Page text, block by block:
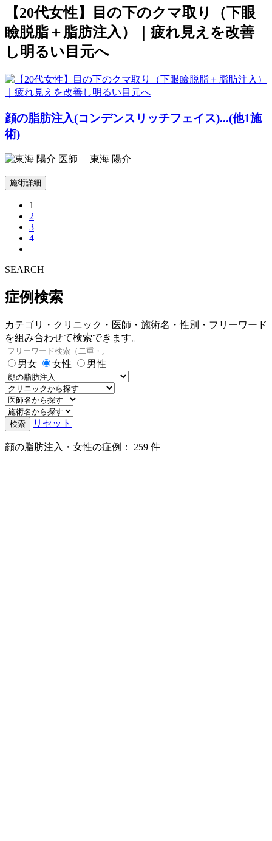
【20代女性】目の下のクマ取り（下眼
瞼脱脂＋脂肪注入）｜疲れ見えを改善
し明るい目元へ
顔の脂肪注入(コンデンスリッチフェイス)...(他1施
術)
東海 陽介
施術詳細
1
2
3
4
SEARCH
症例検索
カテゴリ・クリニック・医師・施術名・性別・フリーワード
を組み合わせて検索できます。
男女 女性 男性
検索 リセット
顔の脂肪注入・女性の症例 ： 259 件